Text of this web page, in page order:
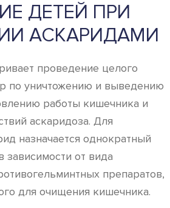
ДЕТЕЙ ПРИ
АСКАРИДАМИ
проведение целого
по уничтожению и выведению
работы кишечника и
аскаридоза. Для
назначается однократный
зависимости от вида
препаратов,
для очищения кишечника.